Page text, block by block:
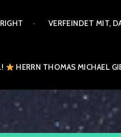
VERFEINDET MIT,
HERRN THOMAS MICHAEL